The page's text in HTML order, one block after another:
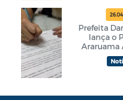
Prefeita
lança o
Araruama